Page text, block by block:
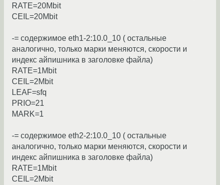
RATE=20Mbit
CEIL=20Mbit
-= содержимое eth1-2:10.0_10 ( остальные
аналогично, только марки меняются, скорости и
индекс айпишника в заголовке файла)
RATE=1Mbit
CEIL=2Mbit
LEAF=sfq
PRIO=21
MARK=1
-= содержимое eth2-2:10.0_10 ( остальные
аналогично, только марки меняются, скорости и
индекс айпишника в заголовке файла)
RATE=1Mbit
CEIL=2Mbit